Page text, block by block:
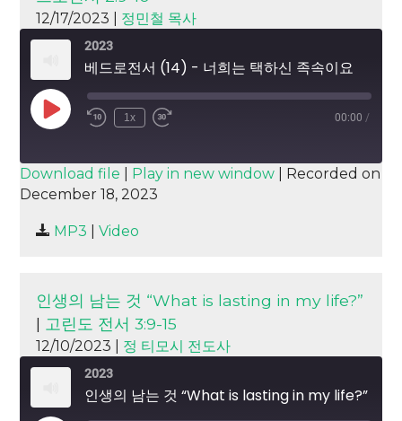
12/17/2023 | 정민철 목사
2023
베드로전서 (14) - 너희는 택하신 족속이요
Play
Episode
1x 00:00 /
SUBSCRIBE SHARE
SHARE
LINK
Download file Play in new window
Recorded on
December 18, 2023
MP3 Video
인생의 남는 것 “What is lasting in my life?”
| 고린도 전서 3:9-15
12/10/2023 | 정 티모시 전도사
2023
인생의 남는 것 “What is lasting in my life?”